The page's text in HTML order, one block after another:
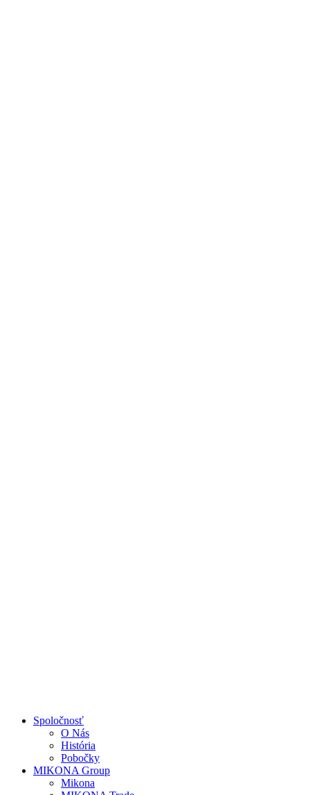
Close
Spoločnosť
O Nás
História
Pobočky
MIKONA Group
Mikona